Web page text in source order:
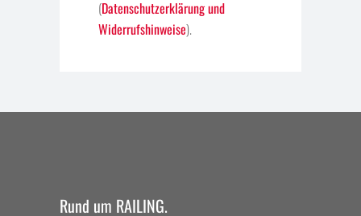
(Datenschutzerklärung und
Widerrufshinweise).
Rund um RAILING.